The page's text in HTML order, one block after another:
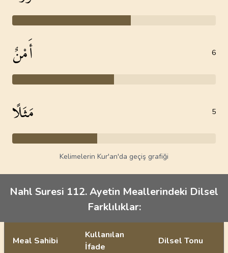
أَمْنٌ
6
مَثَلًا 5
Kelimelerin Kur'an'da geçiş grafiği
Nahl Suresi 112. Ayetin Meallerindeki Dilsel
Farklılıklar:
Meal Sahibi
Kullanılan
İfade
Dilsel Tonu